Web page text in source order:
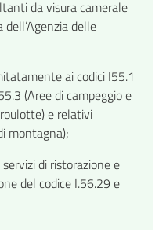
da visura camerale
dell’Agenzia delle
ai codici I55.1
(Aree di campeggio e
e relativi
montagna);
di ristorazione e
del codice I.56.29 e